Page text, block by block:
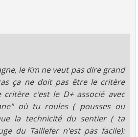
le Km ne veut pas dire grand
ça ne doit pas être le critère
critère c'est le D+ associé avec
où tu roules ( pousses ou
la technicité du sentier ( ta
du Taillefer n'est pas facile):